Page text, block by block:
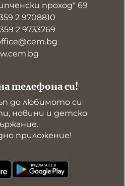
телефона си!
до любимото си
новини и детско
приложение!
проход" 69
2 9708810
2 9733769